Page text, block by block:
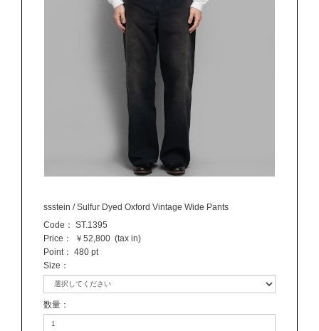
ssstein / Sulfur Dyed Oxford Vintage Wide Pants
Code： ST.1395
Price：
￥52,800 (tax in)
Point： 480 pt
Size ：
数量 ：